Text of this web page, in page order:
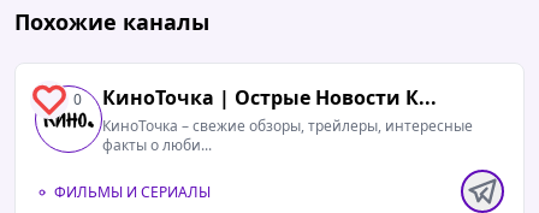
Похожие каналы
0 КиноТочка | Острые Новости К...
КиноТочка – свежие обзоры, трейлеры, интересные
факты о люби...
ФИЛЬМЫ И СЕРИАЛЫ